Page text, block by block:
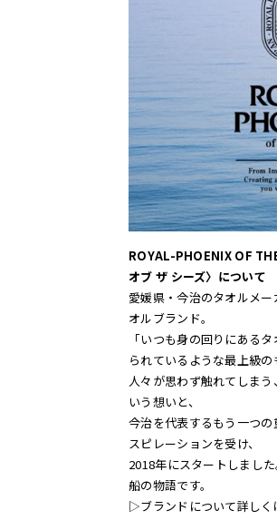
ROYAL-PHOENIX OF
オブ ザ シーズ〉について
愛媛県・今治のタオルメ
オルブランド。
「いつも身の回りにある
られているような最上級の
人々が思わず触れてしま
いう想いと、
今治を代表するもう一つ
スピレーションを受け、
2018年にスタートしまし
船の物語です。
▷ブランドについて詳しく